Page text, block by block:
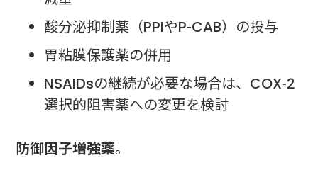
酸分泌抑制薬（PPIやP-CAB）の投与
胃粘膜保護薬の併用
NSAIDsの継続が必要な場合は、COX-2
選択的阻害薬への変更を検討
防御因子増強薬。